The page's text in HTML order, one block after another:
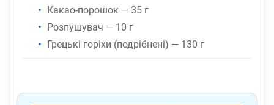
Какао-порошок — 35 г
Розпушувач — 10 г
Грецькі горіхи (подрібнені) — 130 г